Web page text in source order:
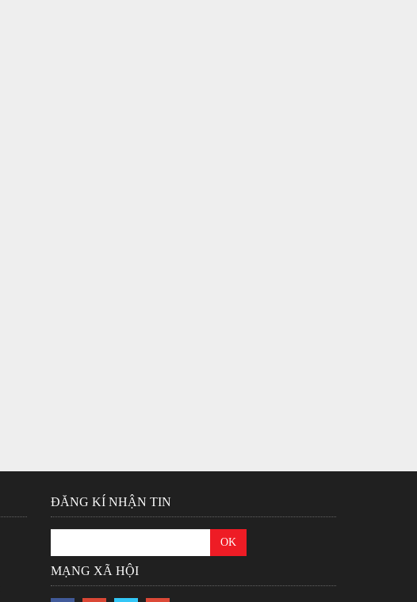
ĐĂNG KÍ NHẬN TIN
MẠNG XÃ HỘI